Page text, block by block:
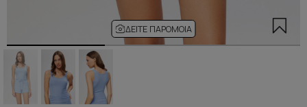
ΔΕΊΤΕ ΠΑΡΌΜΟΙΑ